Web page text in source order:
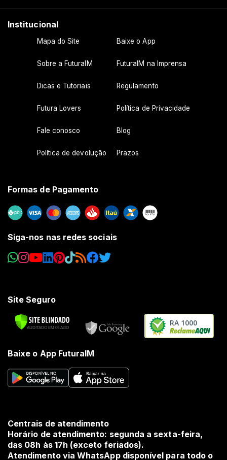
Institucional
Mapa do Site Baixe o App
Sobre a FuturaIM FuturaIM na Imprensa
Dicas e Tutoriais Regulamento
Futura Lovers Política de Privacidade
Fale conosco Blog
Política de devolução Prazos
Formas de Pagamento
Siga-nos nas redes sociais
Site Seguro
RA 1000
Baixe o App FuturaIM
Centrais de atendimento
Horário de atendimento: segunda a sexta-feira,
das 08h às 17h (exceto feriados).
Atendimento via WhatsApp disponível para todo o